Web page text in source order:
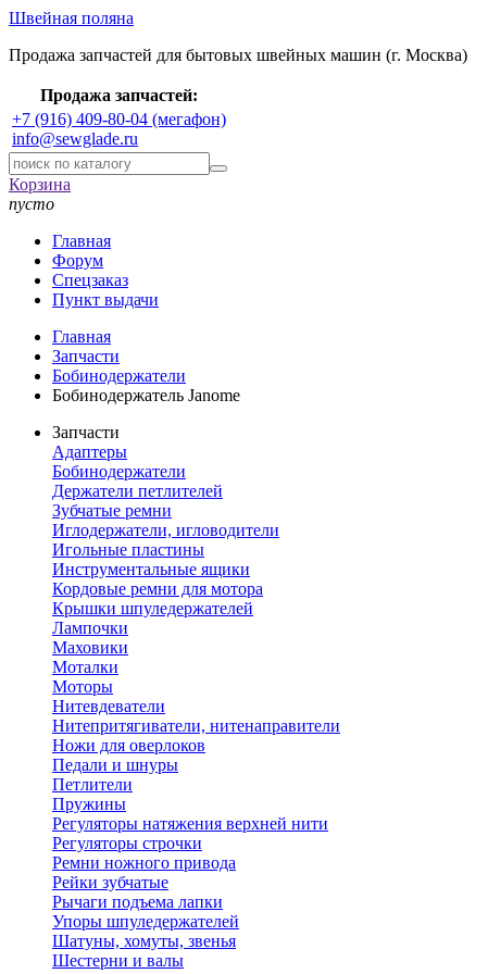
Швейная поляна
Продажа запчастей для бытовых швейных машин (г. Москва)
Продажа запчастей:
+7 (916) 409-80-04 (мегафон)
info@sewglade.ru
Корзина
пусто
Главная
Форум
Спецзаказ
Пункт выдачи
Главная
Запчасти
Бобинодержатели
Бобинодержатель Janome
Запчасти
Адаптеры
Бобинодержатели
Держатели петлителей
Зубчатые ремни
Иглодержатели, игловодители
Игольные пластины
Инструментальные ящики
Кордовые ремни для мотора
Крышки шпуледержателей
Лампочки
Маховики
Моталки
Моторы
Нитевдеватели
Нитепритягиватели, нитенаправители
Ножи для оверлоков
Педали и шнуры
Петлители
Пружины
Регуляторы натяжения верхней нити
Регуляторы строчки
Ремни ножного привода
Рейки зубчатые
Рычаги подъема лапки
Упоры шпуледержателей
Шатуны, хомуты, звенья
Шестерни и валы